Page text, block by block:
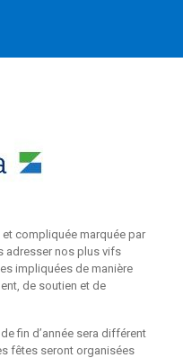
et compliquée marquée par
adresser nos plus vifs
impliquées de manière
de soutien et de
fin d’année sera différent
fêtes seront organisées